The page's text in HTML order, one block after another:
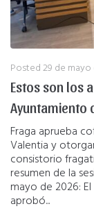
Posted29 de
Estos son los
Ayuntamiento
Fraga aprueba
Valentia y
consistorio
resumen de la
mayo de 2026:
aprobó...